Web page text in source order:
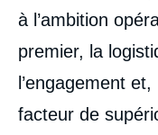
à l’ambition
premier, la
l’engagement
facteur de